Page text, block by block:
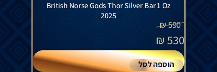
British Norse Gods Thor Silver Bar 1 Oz
2025
590
₪
530
₪
הוספה לסל